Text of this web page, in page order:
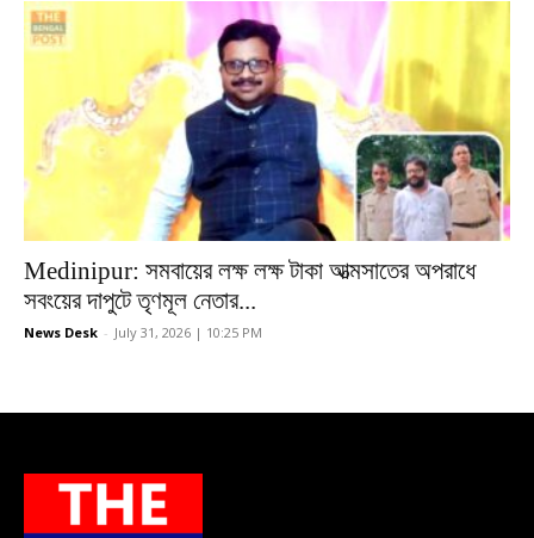
Medinipur: সমবায়ের লক্ষ লক্ষ টাকা আত্মসাতের অপরাধে
সবংয়ের দাপুটে তৃণমূল নেতার...
News Desk - July 31, 2026 | 10:25 PM